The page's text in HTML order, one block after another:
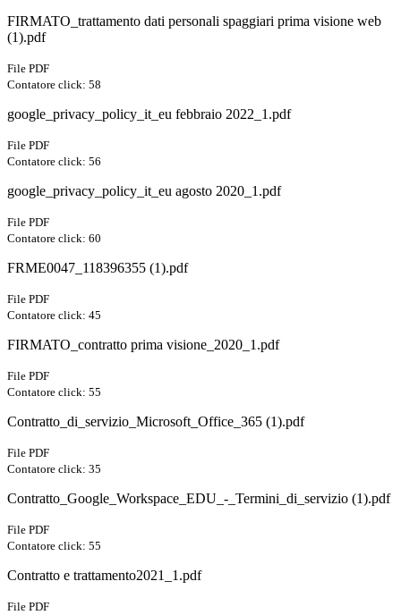
FIRMATO_trattamento dati personali spaggiari prima visione web
(1).pdf
File PDF
Contatore click: 58
google_privacy_policy_it_eu febbraio 2022_1.pdf
File PDF
Contatore click: 56
google_privacy_policy_it_eu agosto 2020_1.pdf
File PDF
Contatore click: 60
FRME0047_118396355 (1).pdf
File PDF
Contatore click: 45
FIRMATO_contratto prima visione_2020_1.pdf
File PDF
Contatore click: 55
Contratto_di_servizio_Microsoft_Office_365 (1).pdf
File PDF
Contatore click: 35
Contratto_Google_Workspace_EDU_-_Termini_di_servizio (1).pdf
File PDF
Contatore click: 55
Contratto e trattamento2021_1.pdf
File PDF